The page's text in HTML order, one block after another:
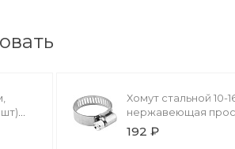
Хомут стальной 10-
нержавеющая
лента 8 мм (5 шт)
192 ₽